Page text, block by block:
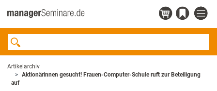
Artikelarchiv
Aktionärinnen gesucht! Frauen-Computer-Schule ruft zur Beteiligung
auf